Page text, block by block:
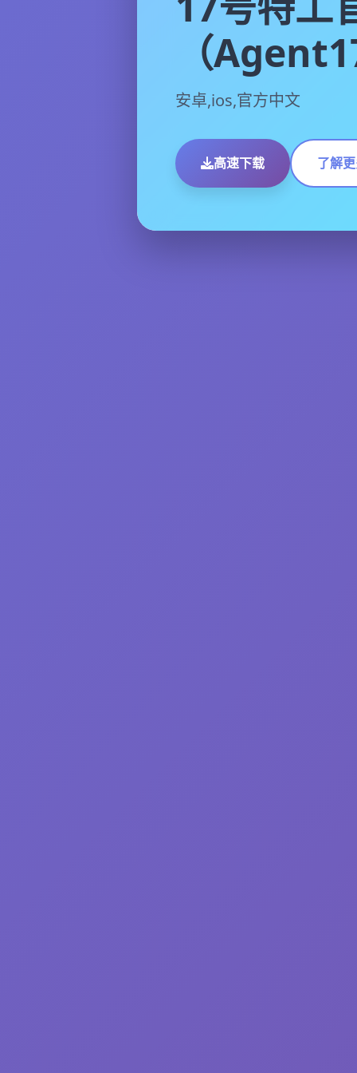
（
安卓,ios,官方中文
高速下载 了解